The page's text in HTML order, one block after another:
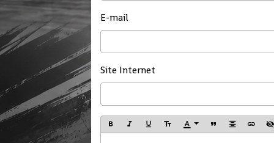
E-mail
Site Internet